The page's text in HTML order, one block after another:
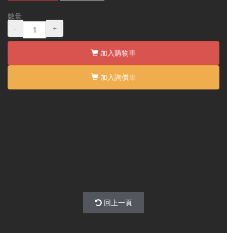
數量
-
+
加入購物車
加入詢價車
回上一頁